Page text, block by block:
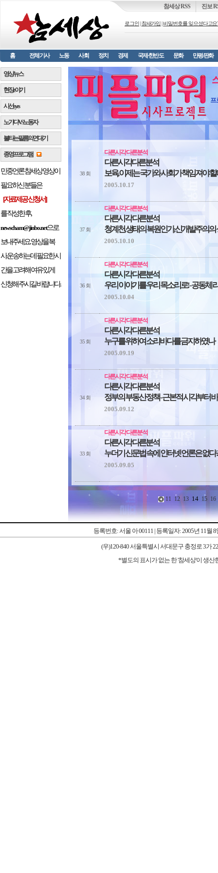
진보
참세상 RSS
로그인 참새가입 비밀번호를 잊으셨다고요
홈 전체기사 노동 사회 정치 경제 국제·한반도 문화 만평/판화
38 회
다른시각 다른분석
다른시각다른분석
보육, 이제는 국가와 사회가 책임져야 할
2005.10.17
37 회
다른시각 다른분석
다른시각 다른분석
청계천, 생태의 복원인가, 신개발주의의
2005.10.10
36 회
다른시각 다른분석
다른시각 다른분석
우리 이야기를 우리 목소리로! - 공동체
2005.10.04
35 회
다른시각 다른분석
다른시각 다른분석
누구를 위하여 소리바다를 금지하였나
2005.09.19
34 회
다른시각 다른분석
다른시각 다른분석
정부의 부동산 정책 - 근본적 시각부터
2005.09.12
33 회
다른시각 다른분석
다른시각 다른분석
누더기 신문법 속에 인터넷 언론은 없다?
2005.09.05
11 12 13 14 15 16
프
영상뉴스
현장 e 야기
시선 e y e s
노가다 VS 노동자
불타는 필름의 연대기
종영프로그램
민중언론 참세상 영상이
필요하신 분들은
[자료제공 신청서]
를 작성한 후,
newscham@jinbo.net으로
보내주세요. 영상을 복
사.운송하는데 필요한 시
간을 고려해 여유 있게
신청해 주시길 바랍니다.
등록번호: 서울 아 00111 | 등록일자: 2005년 11월
(우)120-840 서울특별시 서대문구 충정로 3가
*별도의 표시가 없는 한 '참세상'이 생산